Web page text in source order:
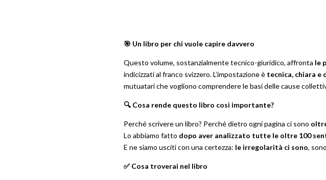
🎯 Un libro per chi vuole capire davvero
Questo volume, sostanzialmente tecnico-giuridico, affronta le
indicizzati al franco svizzero. L’impostazione è tecnica, chiara e
mutuatari che vogliono comprendere le basi delle cause
🔍 Cosa rende questo libro così importante?
Perché scrivere un libro? Perché dietro ogni pagina ci sono
Lo abbiamo fatto dopo aver analizzato tutte le oltre 100
E ne siamo usciti con una certezza: le irregolarità ci sono,
✅ Cosa troverai nel libro